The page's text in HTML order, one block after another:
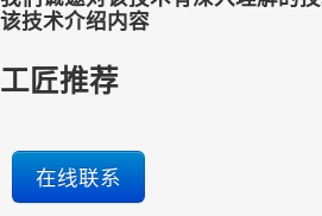
该技术介绍内容
工匠推荐
在线联系